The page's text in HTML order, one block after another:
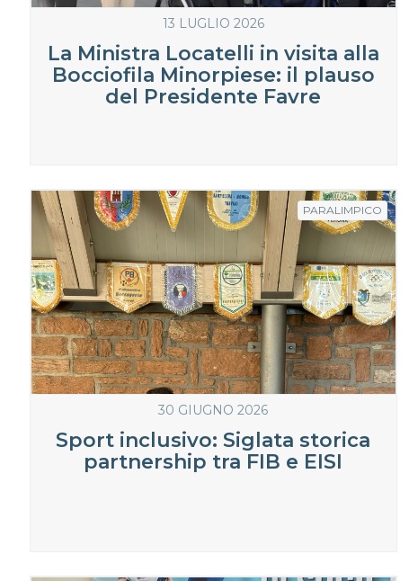
13 LUGLIO 2026
La Ministra Locatelli in visita alla
Bocciofila Minorpiese: il plauso
del Presidente Favre
30 GIUGNO 2026
Sport inclusivo: Siglata storica
partnership tra FIB e EISI
PARALIMPICO